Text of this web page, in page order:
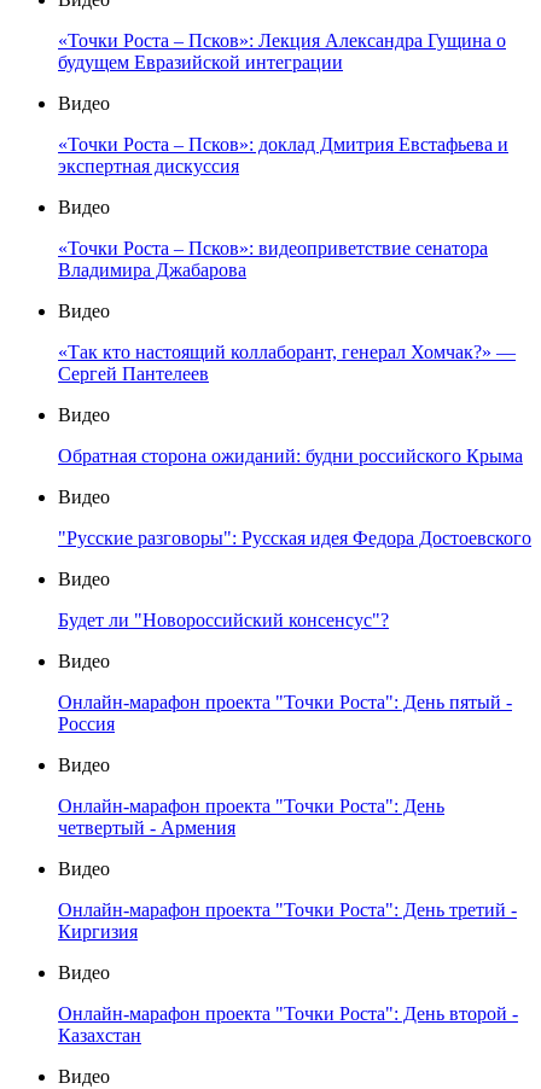
«Точки Роста – Псков»: Лекция Александра Гущина о
будущем Евразийской интеграции
Видео
«Точки Роста – Псков»: доклад Дмитрия Евстафьева и
экспертная дискуссия
Видео
«Точки Роста – Псков»: видеоприветствие сенатора
Владимира Джабарова
Видео
«Так кто настоящий коллаборант, генерал Хомчак?» —
Сергей Пантелеев
Видео
Обратная сторона ожиданий: будни российского Крыма
Видео
"Русские разговоры": Русская идея Федора Достоевского
Видео
Будет ли "Новороссийский консенсус"?
Видео
Онлайн-марафон проекта "Точки Роста": День пятый -
Россия
Видео
Онлайн-марафон проекта "Точки Роста": День
четвертый - Армения
Видео
Онлайн-марафон проекта "Точки Роста": День третий -
Киргизия
Видео
Онлайн-марафон проекта "Точки Роста": День второй -
Казахстан
Видео